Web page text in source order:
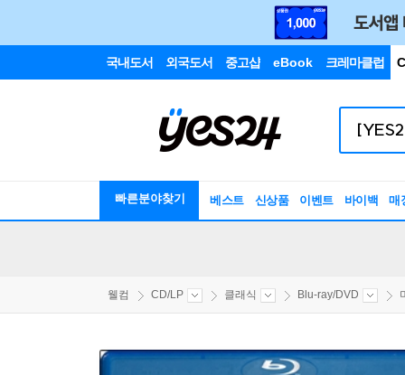
국내도서 외국도서 중고샵 eBook 크레마클럽
빠른분야찾기 베스트 신상품 이벤트 바이백 매
웰컴 CD/LP 클래식 Blu-ray/DVD